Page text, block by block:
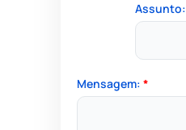
Assunto:
Mensagem: *